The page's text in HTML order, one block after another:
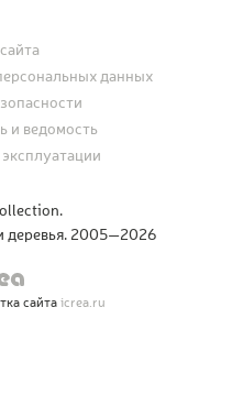
деревья. 2005—2026
данных
и ведомость
сайтаicrea.ru